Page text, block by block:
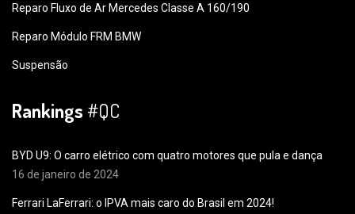
Reparo Fluxo de Ar Mercedes Classe A 160/190
Reparo Módulo FRM BMW
Suspensão
Rankings #QC
BYD U9: O carro elétrico com quatro motores que pula e dança
16 de janeiro de 2024
Ferrari LaFerrari: o IPVA mais caro do Brasil em 2024!